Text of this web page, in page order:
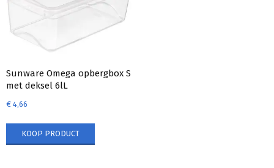
Sunware Omega opbergbox S
met deksel 6lL
€ 4,66
KOOP PRODUCT